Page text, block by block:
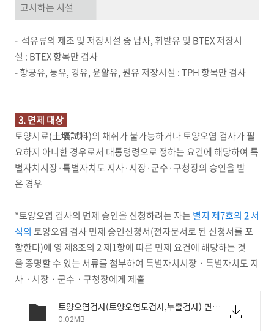
고시하는 시설
- 석유류의 제조 및 저장시설 중 납사, 휘발유 및 BTEX 저장시
설 : BTEX 항목만 검사
- 항공유, 등유, 경유, 윤활유, 원유 저장시설 : TPH 항목만 검사
3. 면제 대상
토양시료(土壤試料)의 채취가 불가능하거나 토양오염 검사가 필
요하지 아니한 경우로서 대통령령으로 정하는 요건에 해당하여 특
별자치시장·특별자치도 지사·시장·군수·구청장의 승인을 받
은 경우
*토양오염 검사의 면제 승인을 신청하려는 자는 별지 제7호의 2 서
식의 토양오염 검사 면제 승인신청서(전자문서로 된 신청서를 포
함한다)에 영 제8조의 2 제1항에 따른 면제 요건에 해당하는 것
을 증명할 수 있는 서류를 첨부하여 특별자치시장ㆍ특별자치도 지
사ㆍ시장ㆍ군수ㆍ구청장에게 제출
토양오염검사(토양오염도검사,누출검사) 면제승인신청서.hwp
0.02MB